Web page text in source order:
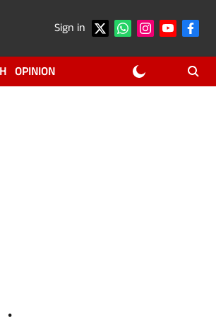
Sign in
OPINION